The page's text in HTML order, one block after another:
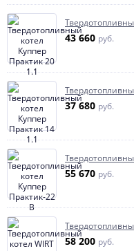
43 660 руб.
37 680 руб.
55 670 руб.
58 200 руб.